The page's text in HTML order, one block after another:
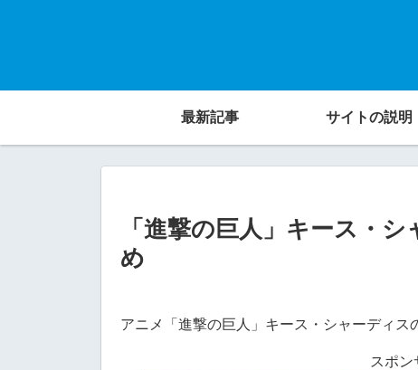
最新記事 サイトの説明
「進撃の巨人」キース・
め
アニメ「進撃の巨人」キース・シャーディス
スポン